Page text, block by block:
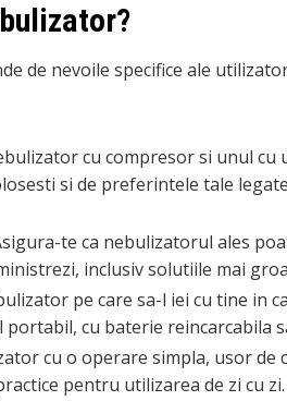
de nevoile specifice ale
cu compresor si unul
si de preferintele tale
te ca nebulizatorul ales
inclusiv solutiile mai
pe care sa-l iei cu tine in
cu baterie reincarcabila
cu o operare simpla, usor
pentru utilizarea de zi cu zi.